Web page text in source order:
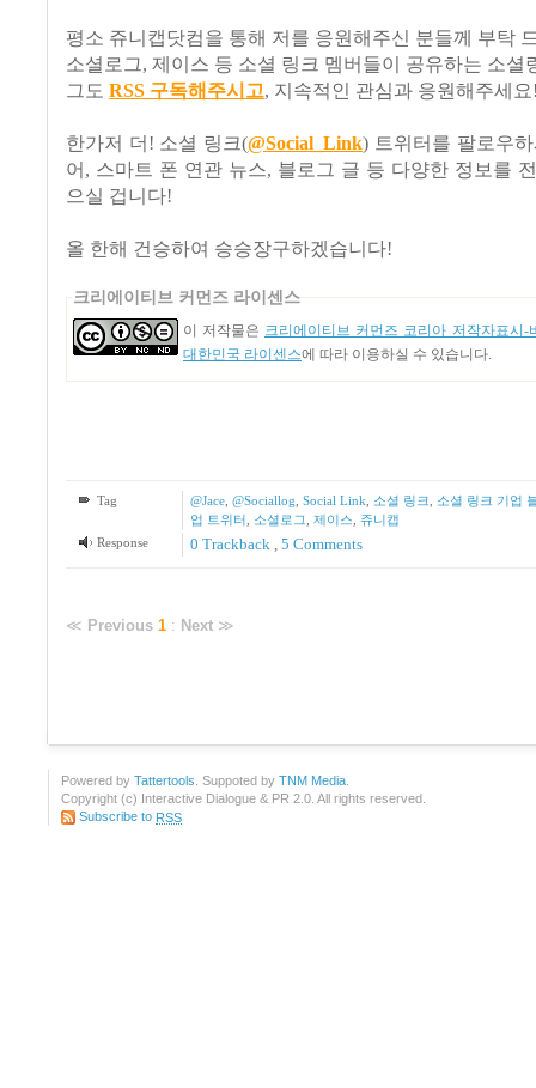
평소 쥬니캡닷컴을 통해 저를 응원해주신 분들께 부탁
소셜로그, 제이스 등 소셜 링크 멤버들이 공유하는 소셜
그도 RSS 구독해주시고, 지속적인 관심과 응원해주세요
한가저 더! 소셜 링크(@Social_Link) 트위터를 팔로우
어, 스마트 폰 연관 뉴스, 블로그 글 등 다양한 정보를
으실 겁니다!
올 한해 건승하여 승승장구하겠습니다!
크리에이티브 커먼즈 라이센스
이 저작물은 크리에이티브 커먼즈 코리아 저작자표시-
대한민국 라이센스에 따라 이용하실 수 있습니다.
Tag @Jace, @Sociallog Social Link 소셜 링크
소셜 링크 기업
업 트위터
소셜로그 제이스 쥬니캡
Response
0 Trackback , 5 Comments
≪ Previous 1 : Next ≫
Powered by Tattertools . Suppoted by TNM Media
Copyright (c) Interactive Dialogue & PR 2.0. All rights reserved.
Subscribe to RSS